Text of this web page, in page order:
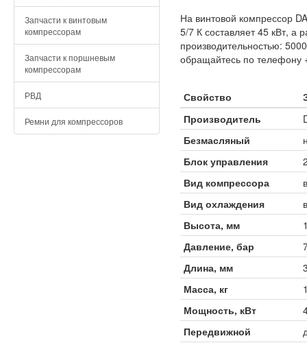
Запчасти к винтовым
компрессорам
Запчасти к поршневым
компрессорам
РВД
Ремни для компрессоров
На винтовой компрессор
5/7 К составляет 45 кВт, а
производительностью:
обращайтесь по телефону
Свойство
Производитель
Безмасляный
Блок управления
Вид компрессора
Вид охлаждения
Высота, мм
Давление, бар
Длина, мм
Масса, кг
Мощность, кВт
Передвижной